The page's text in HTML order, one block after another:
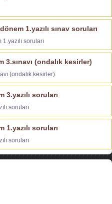
1.yazılı sınav soruları
soruları
3.sınavı (ondalık kesirler)
(ondalık kesirler)
3.yazılı soruları
soruları
1.yazılı soruları
soruları